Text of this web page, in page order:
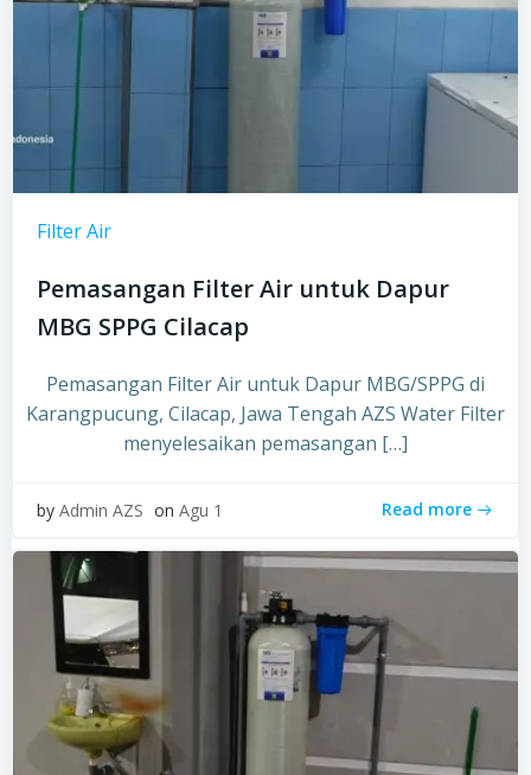
Filter Air
Pemasangan Filter Air untuk Dapur
MBG SPPG Cilacap
Pemasangan Filter Air untuk Dapur MBG/SPPG di
Karangpucung, Cilacap, Jawa Tengah AZS Water Filter
menyelesaikan pemasangan […]
by Admin AZS on Agu 1 Read more